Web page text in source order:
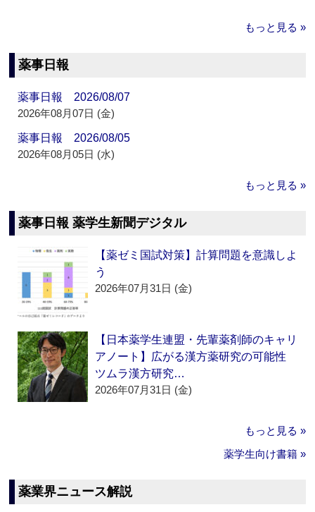
もっと見る »
薬事日報
薬事日報 2026/08/07
2026年08月07日 (金)
薬事日報 2026/08/05
2026年08月05日 (水)
もっと見る »
薬事日報 薬学生新聞デジタル
【薬ゼミ国試対策】計算問題を意識しよ
う
2026年07月31日 (金)
【日本薬学生連盟・先輩薬剤師のキャリ
アノート】広がる漢方薬研究の可能性
ツムラ漢方研究…
2026年07月31日 (金)
もっと見る »
薬学生向け書籍 »
薬業界ニュース解説